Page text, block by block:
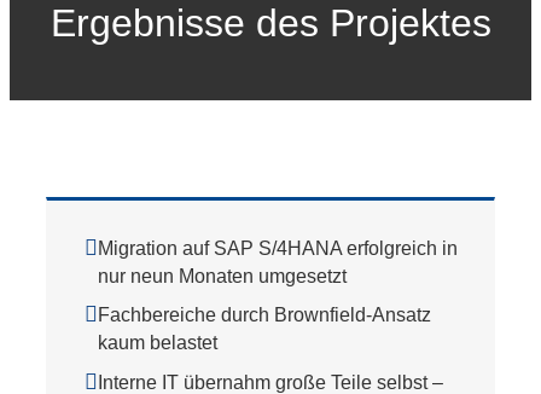
Ergebnisse des Projektes
Migration auf SAP S/4HANA erfolgreich in
nur neun Monaten umgesetzt
Fachbereiche durch Brownfield-Ansatz
kaum belastet
Interne IT übernahm große Teile selbst –